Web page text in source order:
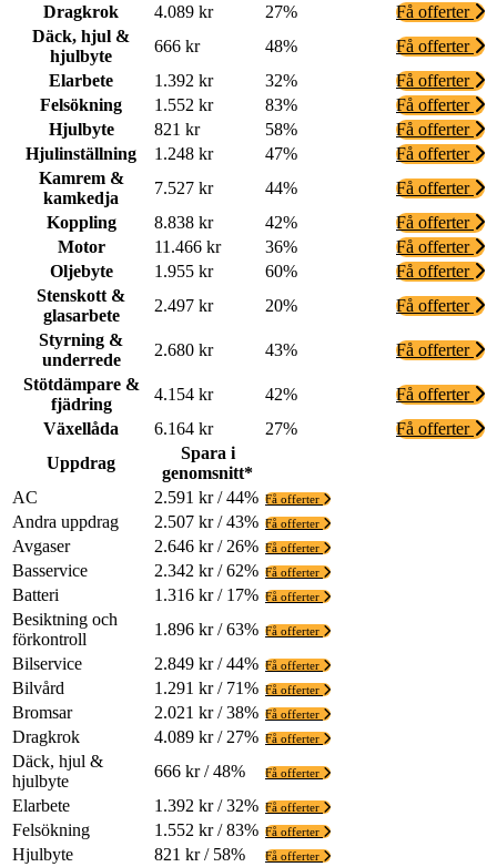
Dragkrok
4.089 kr 27%
Få offerter
Däck, hjul &
hjulbyte
666 kr 48%
Få offerter
Elarbete
1.392 kr 32%
Få offerter
Felsökning
1.552 kr 83%
Få offerter
Hjulbyte
821 kr 58%
Få offerter
Hjulinställning
1.248 kr 47%
Få offerter
Kamrem &
kamkedja
7.527 kr 44%
Få offerter
Koppling
8.838 kr 42%
Få offerter
Motor
11.466 kr 36%
Få offerter
Oljebyte
1.955 kr 60%
Få offerter
Stenskott &
glasarbete
2.497 kr 20%
Få offerter
Styrning &
underrede
2.680 kr 43%
Få offerter
Stötdämpare &
fjädring
4.154 kr 42%
Få offerter
Växellåda
6.164 kr 27%
Få offerter
Uppdrag
Spara i
genomsnitt*
AC
2.591 kr / 44% Få offerter
Andra uppdrag 2.507 kr / 43% Få offerter
Avgaser 2.646 kr / 26% Få offerter
Basservice 2.342 kr / 62% Få offerter
Batteri 1.316 kr / 17% Få offerter
Besiktning och
förkontroll
1.896 kr / 63% Få offerter
Bilservice 2.849 kr / 44% Få offerter
Bilvård 1.291 kr / 71% Få offerter
Bromsar 2.021 kr / 38% Få offerter
Dragkrok 4.089 kr / 27% Få offerter
Däck, hjul &
hjulbyte
666 kr / 48% Få offerter
Elarbete 1.392 kr / 32% Få offerter
Felsökning 1.552 kr / 83% Få offerter
Hjulbyte 821 kr / 58% Få offerter